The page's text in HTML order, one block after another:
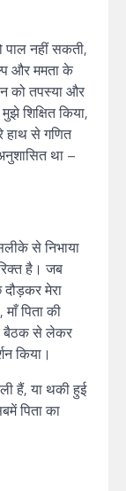
नहीं सकती,
और ममता के
को तपस्या और
शिक्षित किया,
हाथ से गणित
था –
से निभाया
है। जब
मेरा
पिता की
बैठक से लेकर
किया।
हैं, या थकी हुई
पिता का